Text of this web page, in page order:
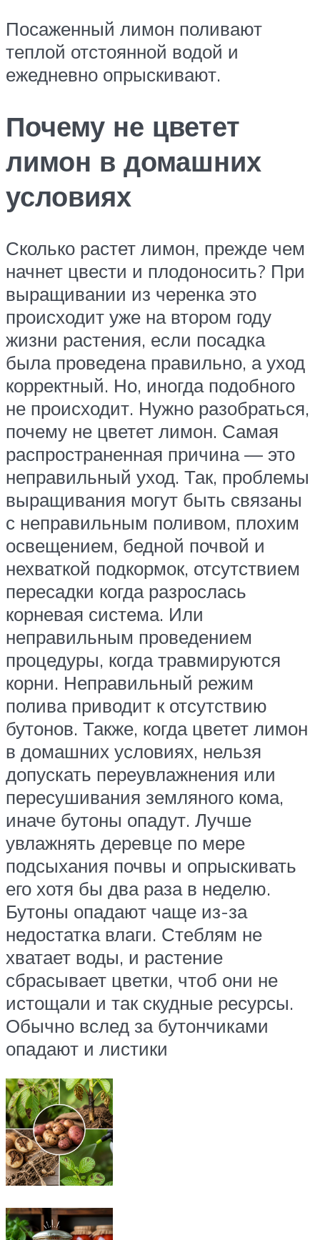
Посаженный лимон поливают
теплой отстоянной водой и
ежедневно опрыскивают.
Почему не цветет
лимон в домашних
условиях
Сколько растет лимон, прежде чем
начнет цвести и плодоносить? При
выращивании из черенка это
происходит уже на втором году
жизни растения, если посадка
была проведена правильно, а уход
корректный. Но, иногда подобного
не происходит. Нужно разобраться,
почему не цветет лимон. Самая
распространенная причина — это
неправильный уход. Так, проблемы
выращивания могут быть связаны
с неправильным поливом, плохим
освещением, бедной почвой и
нехваткой подкормок, отсутствием
пересадки когда разрослась
корневая система. Или
неправильным проведением
процедуры, когда травмируются
корни. Неправильный режим
полива приводит к отсутствию
бутонов. Также, когда цветет лимон
в домашних условиях, нельзя
допускать переувлажнения или
пересушивания земляного кома,
иначе бутоны опадут. Лучше
увлажнять деревце по мере
подсыхания почвы и опрыскивать
его хотя бы два раза в неделю.
Бутоны опадают чаще из-за
недостатка влаги. Стеблям не
хватает воды, и растение
сбрасывает цветки, чтоб они не
истощали и так скудные ресурсы.
Обычно вслед за бутончиками
опадают и листики